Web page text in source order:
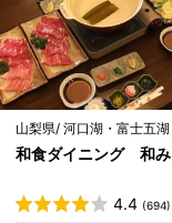
山梨県/ 河口湖・富士五湖
和食ダイニング 和み
4.4 (694)